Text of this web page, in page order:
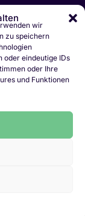
wir
zu speichern
oder eindeutige IDs
oder Ihre
und Funktionen